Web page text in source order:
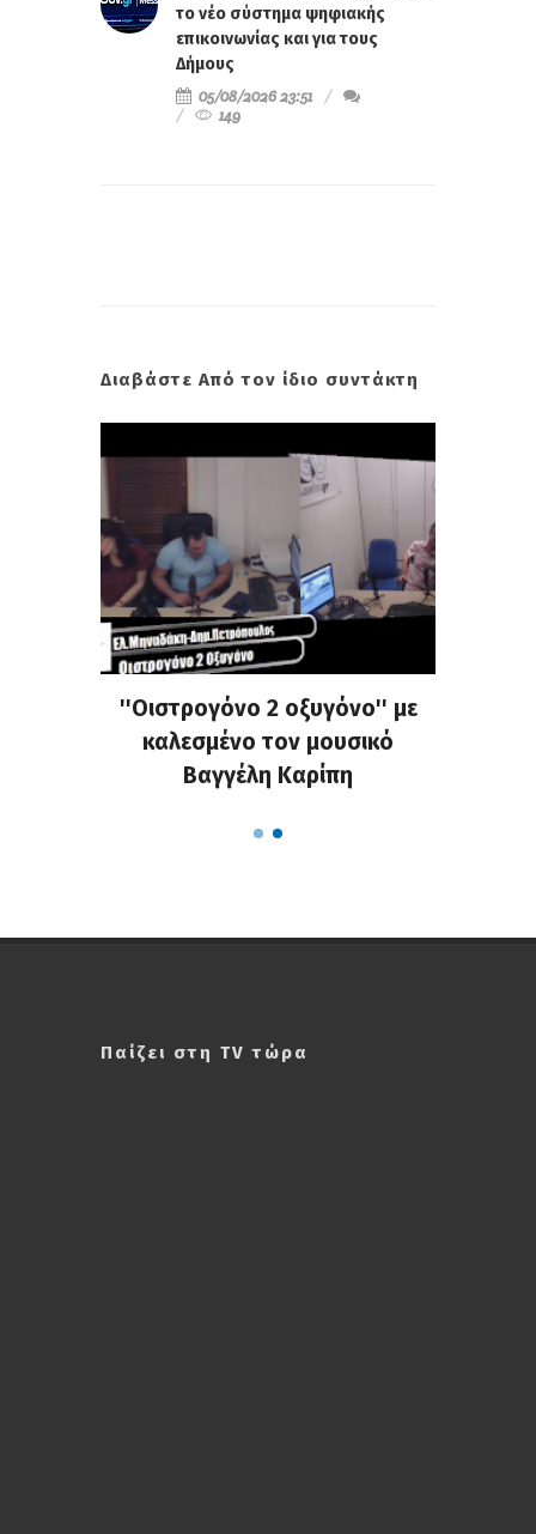
το νέο σύστημα ψηφιακής
επικοινωνίας και για τους
Δήμους
05/08/2026 23:51
149
Διαβάστε Από τον ίδιο συντάκτη
''Οιστρογόνο 2 οξυγόνο'' με
καλεσμένο τον μουσικό
Βαγγέλη Καρίπη
Παίζει στη TV τώρα